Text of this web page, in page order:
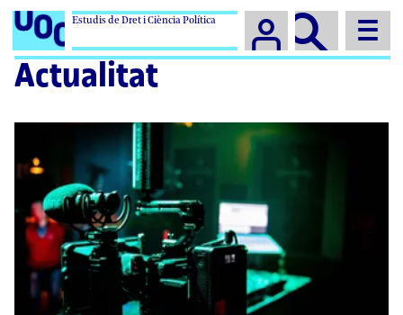
Estudis de Dret i Ciència Política Campus
Actualitat